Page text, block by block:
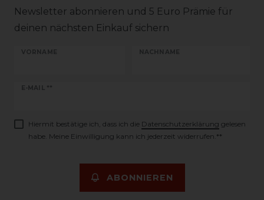
Newsletter abonnieren und 5 Euro Prämie für
deinen nächsten Einkauf sichern
VORNAME NACHNAME
E-MAIL **
Newsletter
Hiermit bestätige ich, dass ich die Daten­schutz­erklärung gelesen
habe. Meine Einwilligung kann ich jederzeit widerrufen.**
ABONNIEREN